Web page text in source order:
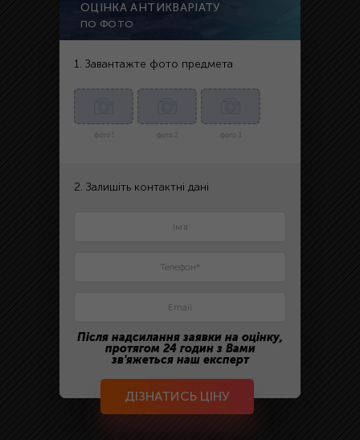
ОЦІНКА АНТИКВАРІАТУ
ПО ФОТО
1. Завантажте фото предмета
фото 1 фото 2 фото 3
2. Залишіть контактні дані
Після надсилання заявки на оцінку,
протягом 24 годин з Вами
зв'яжеться наш експерт
ДІЗНАТИСЬ ЦІНУ